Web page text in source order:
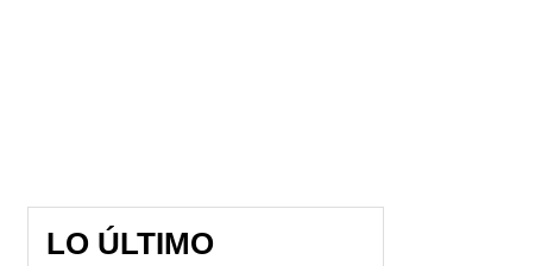
LO ÚLTIMO